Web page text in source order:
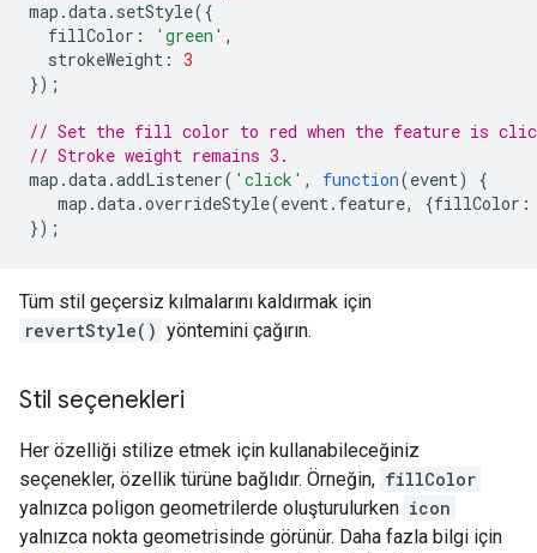
map .data. setStyle({
fillColor : 'green' ,
strokeWeight : 3
});
// Set the fill color to red when the feature is
// Stroke weight remains 3.
map .data.addListener( 'click' , function(event)
{
map .data.overrideStyle(event. feature, {fillColor :
});
Tüm stil geçersiz kılmalarını kaldırmak için
revertStyle() yöntemini çağırın.
Stil seçenekleri
Her özelliği stilize etmek için kullanabileceğiniz
seçenekler, özellik türüne bağlıdır. Örneğin, fillColor
yalnızca poligon geometrilerde oluşturulurken icon
yalnızca nokta geometrisinde görünür. Daha fazla bilgi için